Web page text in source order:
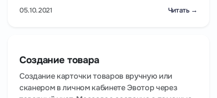
05.10.2021 Читать →
Создание товара
Создание карточки товаров вручную или
сканером в личном кабинете Эвотор через